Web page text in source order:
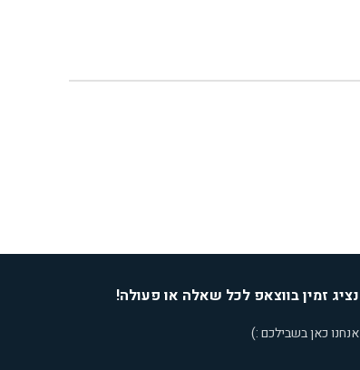
נציג זמין בווצאפ לכל שאלה או פעולה!
אנחנו כאן בשבילכם :)